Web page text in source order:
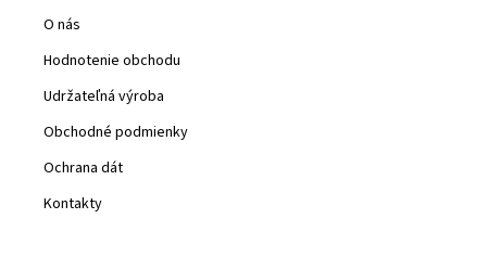
O nás
Hodnotenie obchodu
Udržateľná výroba
Obchodné podmienky
Ochrana dát
Kontakty